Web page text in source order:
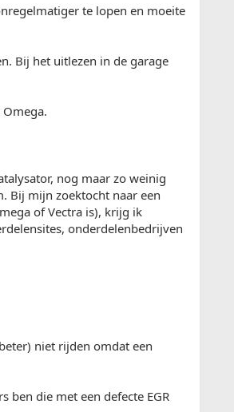
te lopen en moeite
Bij het uitlezen in de garage
nog maar zo weinig
Bij mijn zoektocht naar een
of Vectra is), krijg ik
onderdelenbedrijven
niet rijden omdat een
ben die met een defecte EGR